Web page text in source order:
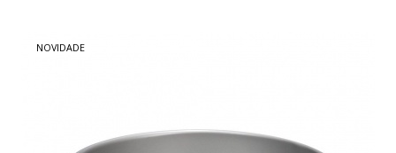
NOVIDADE